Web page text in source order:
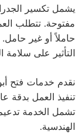
يشمل تكسير
مفتوحة. تتطلب
حاملاً أو غير
التأثير على سلامة
نقدم خدمات فتح
تنفيذ العمل بدقة
تشمل الخدمة
الهندسية.